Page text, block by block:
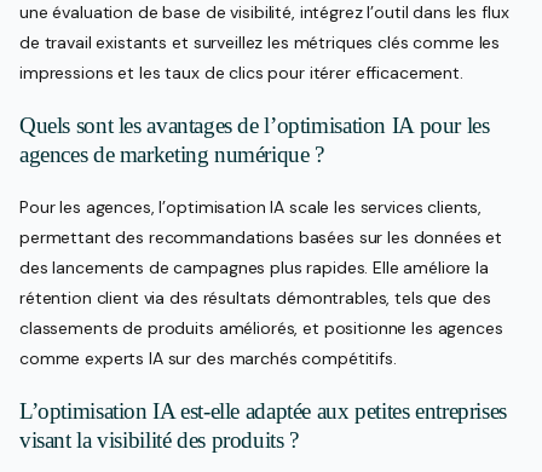
une évaluation de base de visibilité, intégrez l’outil dans les flux
de travail existants et surveillez les métriques clés comme les
impressions et les taux de clics pour itérer efficacement.
Quels sont les avantages de l’optimisation IA pour les
agences de marketing numérique ?
Pour les agences, l’optimisation IA scale les services clients,
permettant des recommandations basées sur les données et
des lancements de campagnes plus rapides. Elle améliore la
rétention client via des résultats démontrables, tels que des
classements de produits améliorés, et positionne les agences
comme experts IA sur des marchés compétitifs.
L’optimisation IA est-elle adaptée aux petites entreprises
visant la visibilité des produits ?